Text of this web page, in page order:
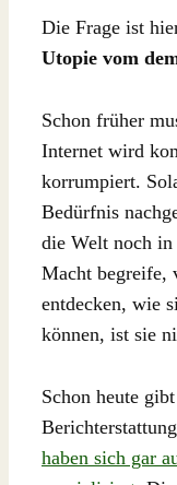
Die Frage ist
Utopie vom
Schon früher
Internet wird
korrumpiert.
Bedürfnis
die Welt noch
Macht begreife,
entdecken, wie
können, ist sie
Schon heute
haben sich gar